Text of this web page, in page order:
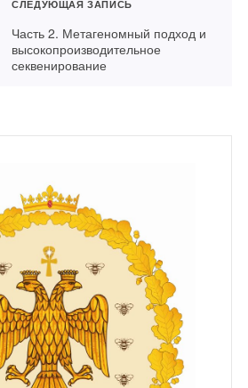
СЛЕДУЮЩАЯ ЗАПИСЬ
Часть 2. Метагеномный подход и
высокопроизводительное
секвенирование